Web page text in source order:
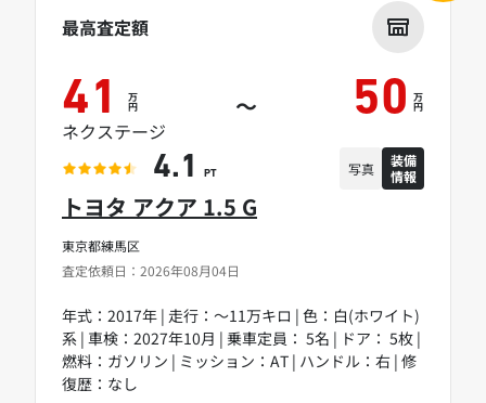
東京都練馬区
査定依頼日：2026年08月04日
トヨタ アクア 1.5 G
年式：2017年 | 走行：～11万キロ | 色：白(ホワイト)
系 | 車検：2027年10月 | 乗車定員： 5名 | ドア： 5枚 |
燃料：ガソリン | ミッション：AT | ハンドル：右 | 修
復歴：なし
最高査定額
41 万
円 ～ 50 万
円
ネクステージ
4.1 PT 写真
装備
情報